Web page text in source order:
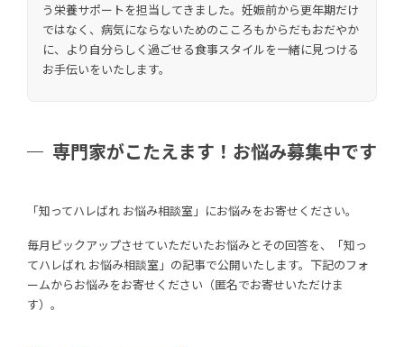
う栄養サポートを担当してきました。妊娠前から更年期だけ
ではなく、病気にならないためのこころもからだもおだやか
に、より自分らしく過ごせる食事スタイルを一緒に見つける
お手伝いをいたします。
専門家がこたえます！お悩み募集中です
「知ってハレばれ お悩み相談室」にお悩みをお寄せください。
毎月ピックアップさせていただいたお悩みとその回答を、「知っ
てハレばれ お悩み相談室」の記事で公開いたします。下記のフォ
ームからお悩みをお寄せください（匿名でお寄せいただけま
す）。